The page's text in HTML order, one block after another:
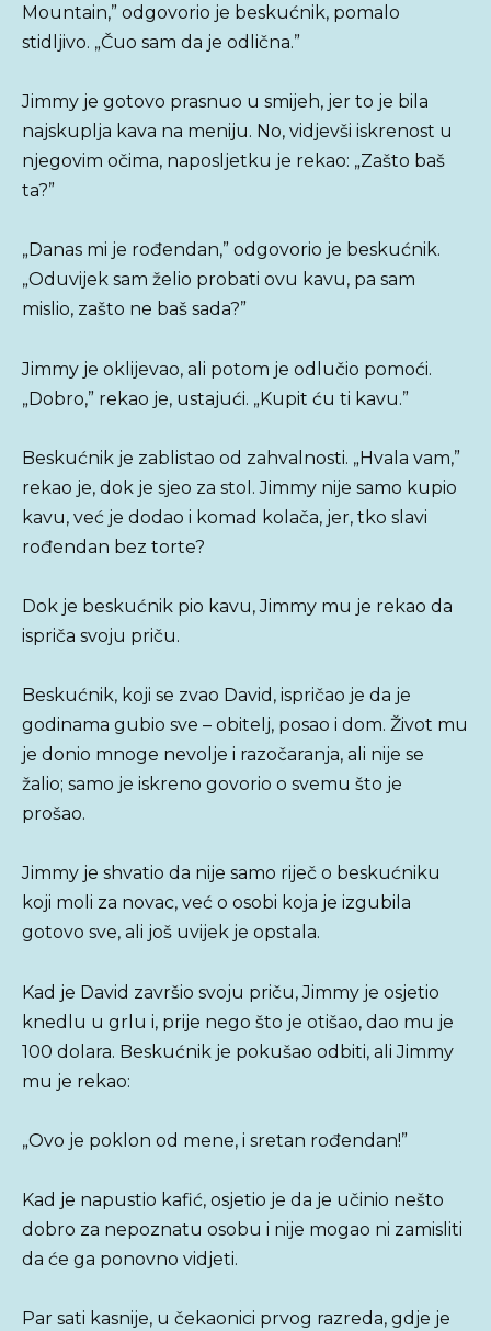
Mountain,” odgovorio je beskućnik, pomalo
stidljivo. „Čuo sam da je odlična.”
Jimmy je gotovo prasnuo u smijeh, jer to je bila
najskuplja kava na meniju. No, vidjevši iskrenost u
njegovim očima, naposljetku je rekao: „Zašto baš
ta?”
„Danas mi je rođendan,” odgovorio je beskućnik.
„Oduvijek sam želio probati ovu kavu, pa sam
mislio, zašto ne baš sada?”
Jimmy je oklijevao, ali potom je odlučio pomoći.
„Dobro,” rekao je, ustajući. „Kupit ću ti kavu.”
Beskućnik je zablistao od zahvalnosti. „Hvala vam,”
rekao je, dok je sjeo za stol. Jimmy nije samo kupio
kavu, već je dodao i komad kolača, jer, tko slavi
rođendan bez torte?
Dok je beskućnik pio kavu, Jimmy mu je rekao da
ispriča svoju priču.
Beskućnik, koji se zvao David, ispričao je da je
godinama gubio sve – obitelj, posao i dom. Život mu
je donio mnoge nevolje i razočaranja, ali nije se
žalio; samo je iskreno govorio o svemu što je
prošao.
Jimmy je shvatio da nije samo riječ o beskućniku
koji moli za novac, već o osobi koja je izgubila
gotovo sve, ali još uvijek je opstala.
Kad je David završio svoju priču, Jimmy je osjetio
knedlu u grlu i, prije nego što je otišao, dao mu je
100 dolara. Beskućnik je pokušao odbiti, ali Jimmy
mu je rekao:
„Ovo je poklon od mene, i sretan rođendan!”
Kad je napustio kafić, osjetio je da je učinio nešto
dobro za nepoznatu osobu i nije mogao ni zamisliti
da će ga ponovno vidjeti.
Par sati kasnije, u čekaonici prvog razreda, gdje je